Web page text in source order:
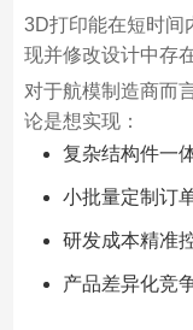
3D打印能在短时间
现并修改设计中存
对于航模制造商而
论是想实现：
复杂结构件一
小批量定制订
研发成本精准
产品差异化竞